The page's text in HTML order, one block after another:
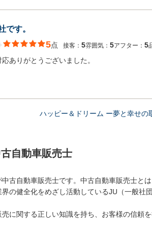
です。
5点 接客： 5雰囲気： 5アフター： 5
ありがとうございました。
ハッピー＆ドリーム ー夢と幸せ
自動車販売士
古自動車販売士です。中古自動車販売士と
界の健全化をめざし活動しているJU（一般社
に関する正しい知識を持ち、お客様の信頼